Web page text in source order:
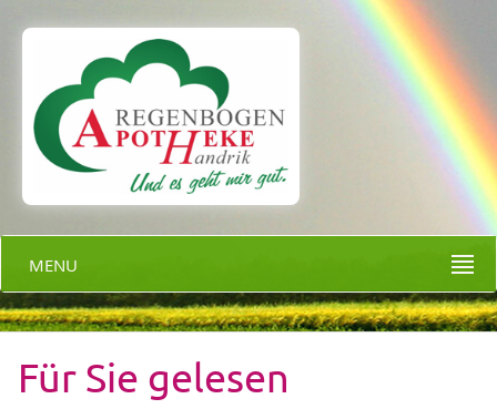
MENU
Für Sie gelesen